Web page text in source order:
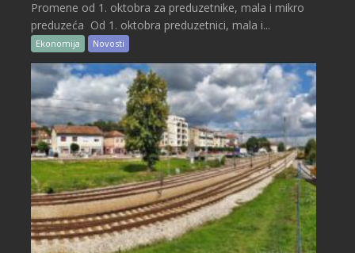
Promene od 1. oktobra za preduzetnike, mala i mikro
preduzeća Od 1. oktobra preduzetnici, mala i...
Ekonomija Novosti